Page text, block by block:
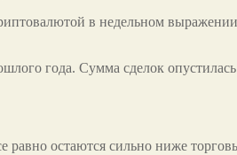
в недельном
года. Сумма сделок
остаются сильно ниже